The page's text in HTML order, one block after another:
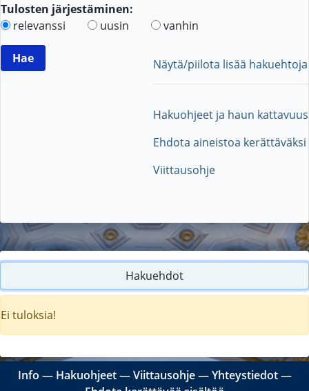
Tulosten järjestäminen:
relevanssi
uusin vanhin
Näytä/piilota lisää hakuehtoja
Hakuohjeet ja haun kattavuus
Ehdota aineistoa kerättäväksi
Viittausohje
Hakuehdot
Ei tuloksia!
Info ― Hakuohjeet―Viittausohje―Yhteystiedot―